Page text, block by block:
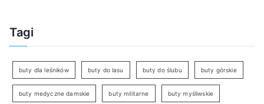
Tagi
buty dla leśników buty do lasu buty do ślubu buty górskie
buty medyczne damskie buty militarne buty myśliwskie